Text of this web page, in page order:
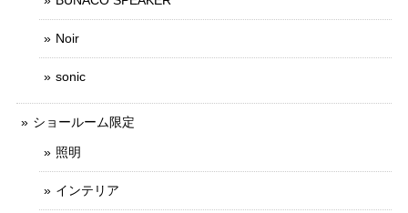
Noir
sonic
ショールーム限定
照明
インテリア